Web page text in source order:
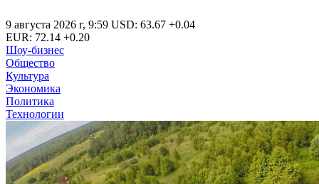
9 августа 2026 г, 9:59 USD: 63.67 +0.04
EUR: 72.14 +0.20
Шоу-бизнес
Общество
Культура
Экономика
Политика
Технологии